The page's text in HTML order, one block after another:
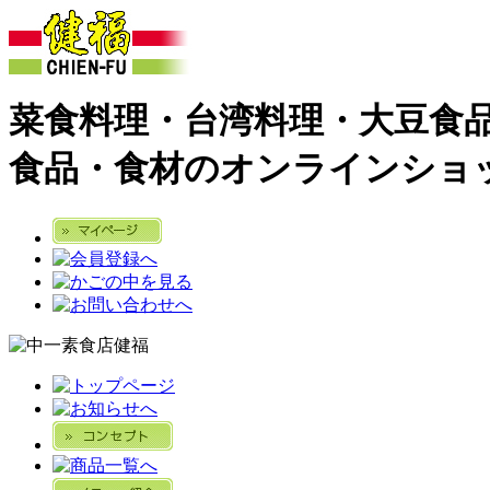
菜食料理・台湾料理・大豆食
食品・食材のオンラインショ